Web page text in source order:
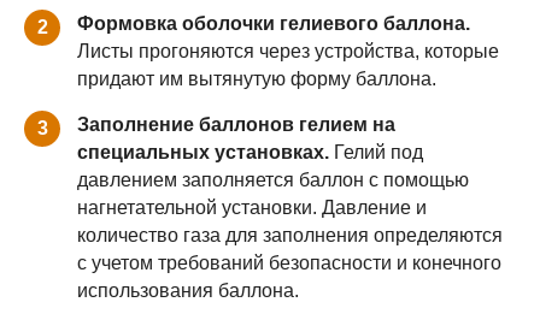
2
Формовка оболочки гелиевого баллона.
Листы прогоняются через устройства, которые
придают им вытянутую форму баллона.
3
Заполнение баллонов гелием на
специальных установках. Гелий под
давлением заполняется баллон с помощью
нагнетательной установки. Давление и
количество газа для заполнения определяются
с учетом требований безопасности и конечного
использования баллона.